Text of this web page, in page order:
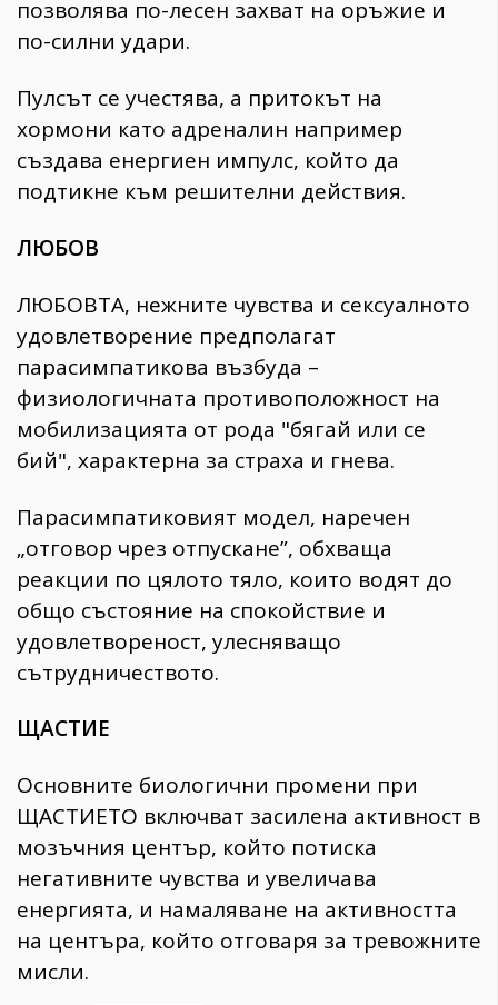
позволява по-лесен захват на оръжие и
по-силни удари.
Пулсът се учестява, а притокът на
хормони като адреналин например
създава енергиен импулс, който да
подтикне към решителни действия.
ЛЮБОВ
ЛЮБОВТА, нежните чувства и сексуалното
удовлетворение предполагат
парасимпатикова възбуда –
физиологичната противоположност на
мобилизацията от рода "бягай или се
бий", характерна за страха и гнева.
Парасимпатиковият модел, наречен
„отговор чрез отпускане”, обхваща
реакции по цялото тяло, които водят до
общо състояние на спокойствие и
удовлетвореност, улесняващо
сътрудничеството.
ЩАСТИЕ
Основните биологични промени при
ЩАСТИЕТО включват засилена активност в
мозъчния център, който потиска
негативните чувства и увеличава
енергията, и намаляване на активността
на центъра, който отговаря за тревожните
мисли.